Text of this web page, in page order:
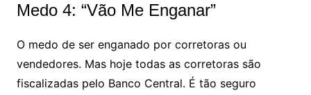
Medo 4: “Vão Me Enganar”
O medo de ser enganado por corretoras ou
vendedores. Mas hoje todas as corretoras são
fiscalizadas pelo Banco Central. É tão seguro